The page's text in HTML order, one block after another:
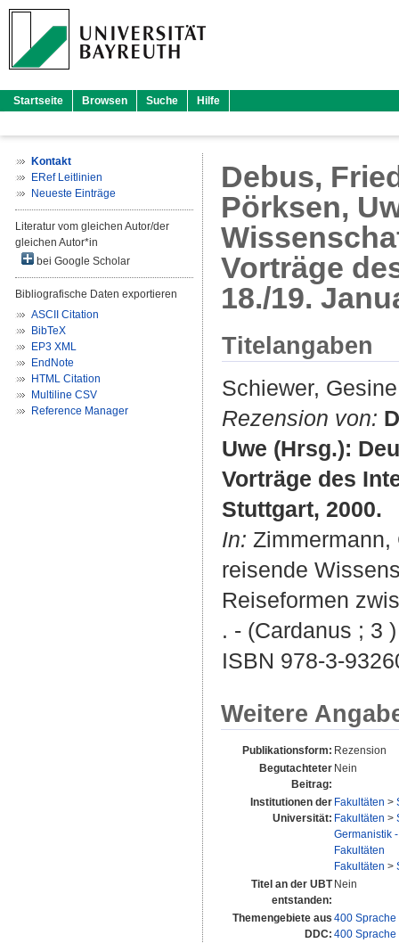
Startseite Browsen Suche Hilfe
Kontakt
ERef Leitlinien
Neueste Einträge
Literatur vom gleichen Autor/der
gleichen Autor*in
bei Google Scholar
Bibliografische Daten exportieren
ASCII Citation
BibTeX
EP3 XML
EndNote
HTML Citation
Multiline CSV
Reference Manager
Debus,
Pörksen,
Vorträge
18./19.
Titelangaben
Schiewer,
Rezension von:
Uwe (Hrsg.):
Vorträge des
Stuttgart, 2000.
In:
reisende
Reiseformen
. - (Cardanus ; 3 )
ISBN 978-3-
Weitere
Publikationsform: Rezension
Begutachteter
Beitrag:
Nein
Institutionen der
Universität:
Fakultäten >
Fakultäten >
Germanistik
Fakultäten
Fakultäten >
Titel an der UBT
entstanden:
Nein
Themengebiete aus
DDC:
400 Sprache
400 Sprache